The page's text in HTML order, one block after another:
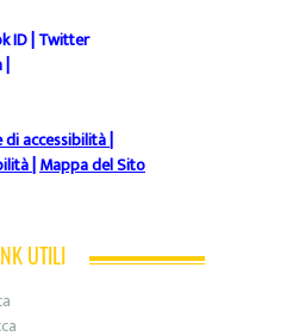
ID|Twitter
|
accessibilità|
|Mappa del Sito
UTILI